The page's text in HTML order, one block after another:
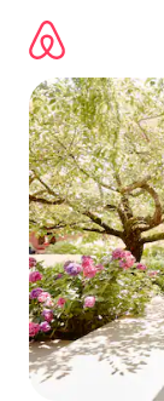
directement
contenu